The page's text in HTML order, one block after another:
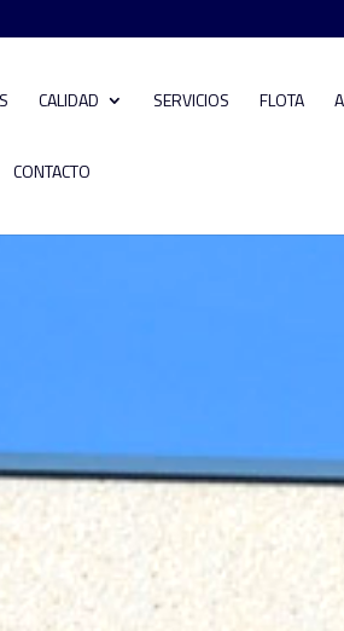
CALIDAD SERVICIOS FLOTA
CONTACTO